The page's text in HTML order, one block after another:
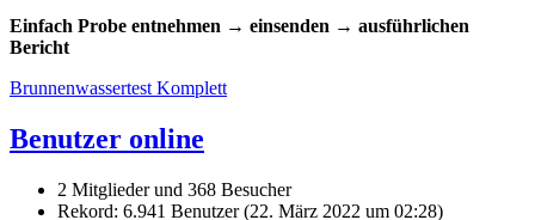
Einfach Probe entnehmen → einsenden → ausführlichen
Bericht
Brunnenwassertest Komplett
Benutzer online
2 Mitglieder und 368 Besucher
Rekord: 6.941 Benutzer (22. März 2022 um 02:28)